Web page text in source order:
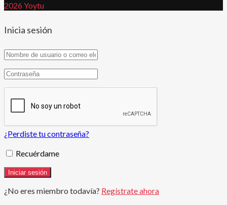
2026 Yoytu
Inicia sesión
¿Perdiste tu contraseña?
Recuérdame
¿No eres miembro todavía? Regístrate ahora